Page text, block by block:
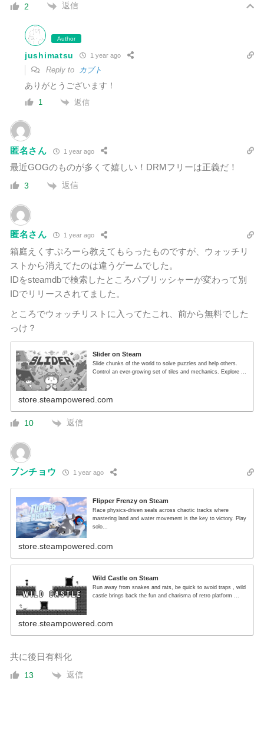
2 返信
Author
jushimatsu 1 year ago
Reply to カブト
ありがとうございます！
1 返信
匿名さん 1 year ago
最近GOGのものが多くて嬉しい！DRMフリーは正義だ！
3 返信
匿名さん 1 year ago
箱庭えくすぷろーら教えてもらったものですが、ウォッチリ
ストから消えてたのは違うゲームでした。
IDをsteamdbで検索したところパブリッシャーが変わって別
IDでリリースされてました。
ところでウォッチリストに入ってたこれ、前から無料でした
っけ？
Slider on Steam
Slide chunks of the world to solve puzzles and help others.
Control an ever-growing set of tiles and mechanics. Explore ...
store.steampowered.com
10 返信
ブンチョウ 1 year ago
Flipper Frenzy on Steam
Race physics-driven seals across chaotic tracks where
mastering land and water movement is the key to victory. Play
solo...
store.steampowered.com
Wild Castle on Steam
Run away from snakes and rats, be quick to avoid traps , wild
castle brings back the fun and charisma of retro platform ...
store.steampowered.com
共に後日有料化
13 返信